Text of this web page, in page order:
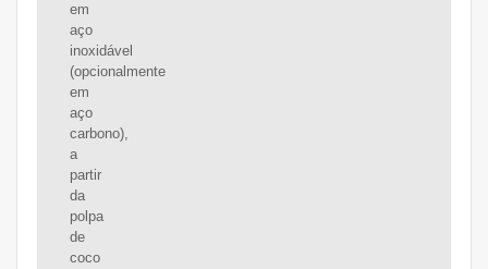
em
aço
inoxidável
(opcionalmente
em
aço
carbono),
a
partir
da
polpa
de
coco